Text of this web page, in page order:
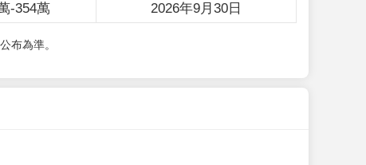
-354萬 2026年9月30日
布為準。